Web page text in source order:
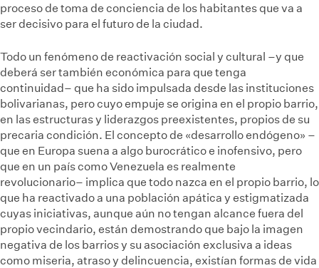
proceso de toma de conciencia de los habitantes que va a
ser decisivo para el futuro de la ciudad.
Todo un fenómeno de reactivación social y cultural –y que
deberá ser también económica para que tenga
continuidad– que ha sido impulsada desde las instituciones
bolivarianas, pero cuyo empuje se origina en el propio barrio,
en las estructuras y liderazgos preexistentes, propios de su
precaria condición. El concepto de «desarrollo endógeno» –
que en Europa suena a algo burocrático e inofensivo, pero
que en un país como Venezuela es realmente
revolucionario– implica que todo nazca en el propio barrio, lo
que ha reactivado a una población apática y estigmatizada
cuyas iniciativas, aunque aún no tengan alcance fuera del
propio vecindario, están demostrando que bajo la imagen
negativa de los barrios y su asociación exclusiva a ideas
como miseria, atraso y delincuencia, existían formas de vida